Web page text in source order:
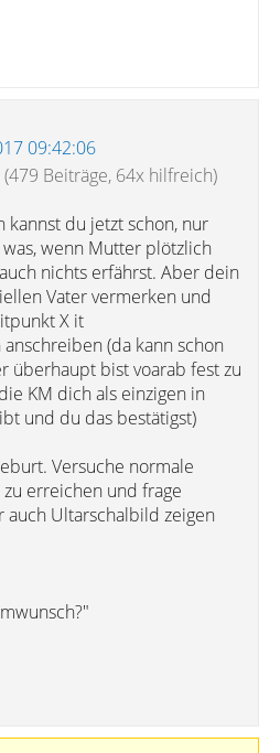
09:42:06
(479 Beiträge, 64x hilfreich)
kannst du jetzt schon, nur
wenn Mutter plötzlich
nichts erfährst. Aber dein
Vater vermerken und
X it
(da kann schon
überhaupt bist voarab fest zu
KM dich als einzigen in
und du das bestätigst)
Versuche normale
erreichen und frage
Ultarschalbild zeigen